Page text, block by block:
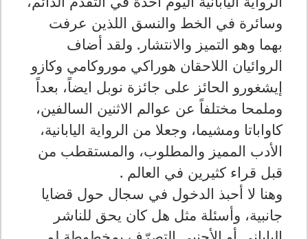
وسائرة في الخط والنسق اللذين عرفت
بهما وهو التميز والانتشار. ولقد أضاف
الروائيان اللاحقان هوراكي موروكامي وكازو
إيشغورو الحائز على جائزة نوبل ايضاً، بعداً
وملمحا مختلفاً عن عوالم الاثنين السالفين،
كاواباتا ومشيما، وجعلا من الرواية اليابانية،
الأدب المميز والمطلوب، والمستقطب من
قبل قراء كثيرين في العالم .
وهنا لا أحبذ الدخول في سجال حول قضايا
جانبية، وأسئلة مثل هل كان يحق للناشر